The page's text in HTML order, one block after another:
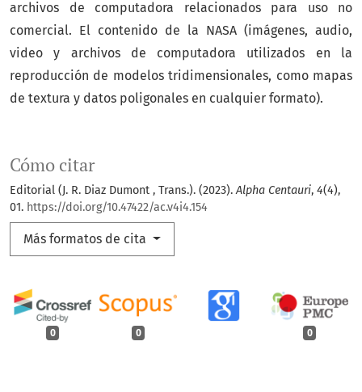
Cómo citar
Editorial (J. R. Diaz Dumont , Trans.). (2023).Alpha Centauri, 4(4),
01. https://doi.org/10.47422/ac.v4i4.154
Más formatos de cita
0 0 0
archivos de computadora relacionados para uso no
comercial. El contenido de la NASA (imágenes, audio,
video y archivos de computadora utilizados en la
reproducción de modelos tridimensionales, como mapas
de textura y datos poligonales en cualquier formato).